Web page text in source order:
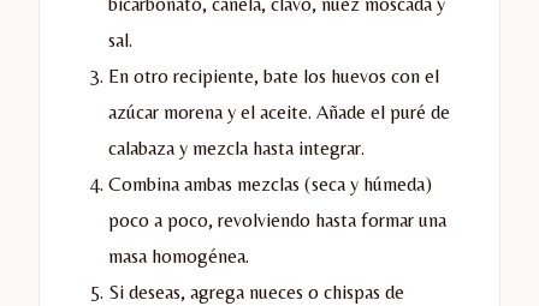
sal.
En otro recipiente, bate los huevos con el
azúcar morena y el aceite. Añade el puré de
calabaza y mezcla hasta integrar.
Combina ambas mezclas (seca y húmeda)
poco a poco, revolviendo hasta formar una
masa homogénea.
Si deseas, agrega nueces o chispas de